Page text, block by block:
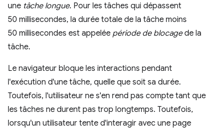
une tâche longue. Pour les tâches qui dépassent
50 millisecondes, la durée totale de la tâche moins
50 millisecondes est appelée période de blocagede la
tâche.
Le navigateur bloque les interactions pendant
l'exécution d'une tâche, quelle que soit sa durée.
Toutefois, l'utilisateur ne s'en rend pas compte tant que
les tâches ne durent pas trop longtemps. Toutefois,
lorsqu'un utilisateur tente d'interagir avec une page